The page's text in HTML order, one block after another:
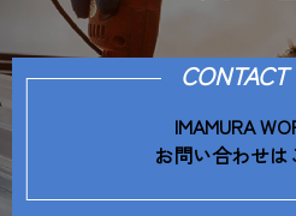
IMAMURA
お問い合わせは